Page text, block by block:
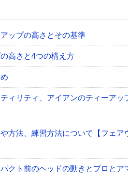
ップの高さとその基準
高さと4つの構え方
ィリティ、アイアンのティーアッ
方法、練習方法について【フェア
クト前のヘッドの動きとプロとア